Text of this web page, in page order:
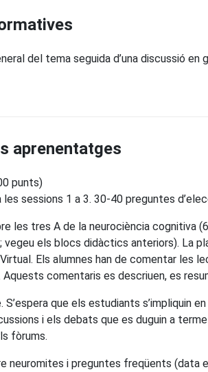
del tema seguida d’una discussió
aprenentatges
punts)
sessions 1 a 3. 30-40 preguntes
les tres A de la neurociència cognitiva
els blocs didàctics anteriors). La
Els alumnes han de comentar
comentaris es descriuen, es
que els estudiants
i els debats que es duguin a
fòrums.
neuromites i preguntes freqüents (data